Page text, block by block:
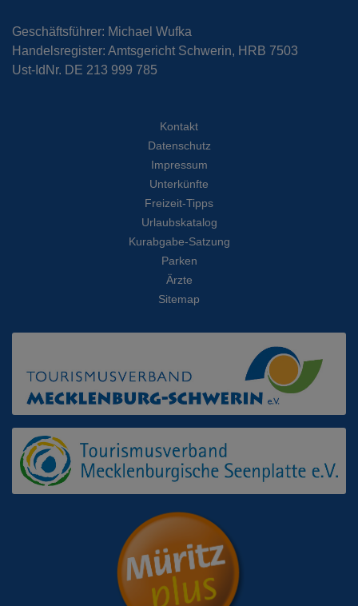
Geschäftsführer: Michael Wufka
Handelsregister: Amtsgericht Schwerin, HRB 7503
Ust-IdNr. DE 213 999 785
Kontakt
Datenschutz
Impressum
Unterkünfte
Freizeit-Tipps
Urlaubskatalog
Kurabgabe-Satzung
Parken
Ärzte
Sitemap